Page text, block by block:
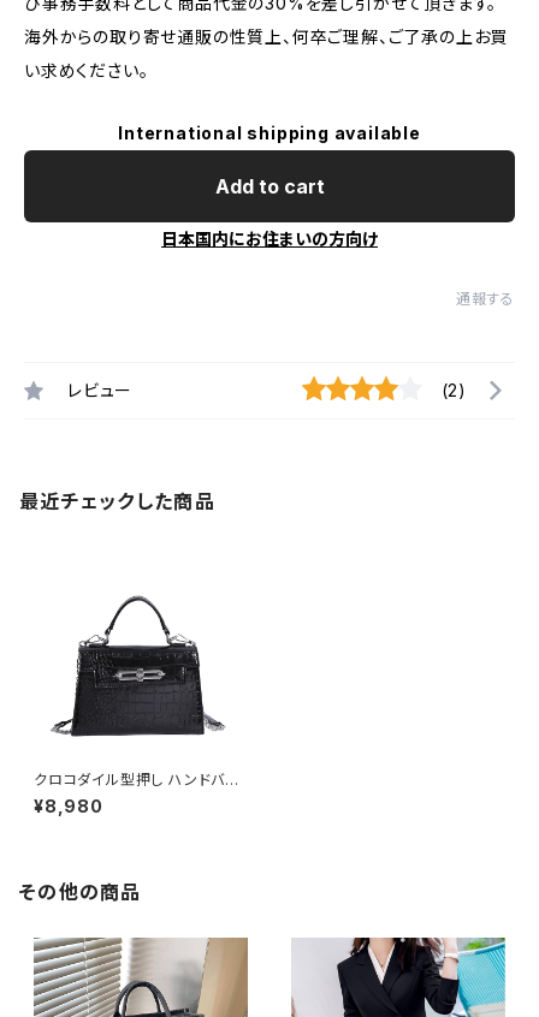
海外からの取り寄せ通販の性質上、何卒ご理解、ご了承の上お買
い求めください。
International shipping available
Add to cart
日本国内にお住まいの方向け
通報する
レビュー (2)
最近チェックした商品
クロコダイル型押し ハンドバッ
グ ショルダーバッグ チェーン付
きバッグ レディース バッグ おし
¥8,980
その他の商品